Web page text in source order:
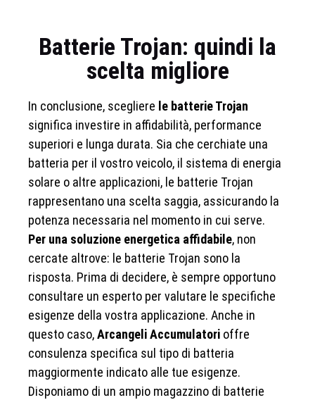
Batterie Trojan: quindi la
scelta migliore
In conclusione, scegliere le batterie Trojan
significa investire in affidabilità, performance
superiori e lunga durata. Sia che cerchiate una
batteria per il vostro veicolo, il sistema di energia
solare o altre applicazioni, le batterie Trojan
rappresentano una scelta saggia, assicurando la
potenza necessaria nel momento in cui serve.
Per una soluzione energetica affidabile, non
cercate altrove: le batterie Trojan sono la
risposta. Prima di decidere, è sempre opportuno
consultare un esperto per valutare le specifiche
esigenze della vostra applicazione. Anche in
questo caso,Arcangeli Accumulatori offre
consulenza specifica sul tipo di batteria
maggiormente indicato alle tue esigenze.
Disponiamo di un ampio magazzino di batterie